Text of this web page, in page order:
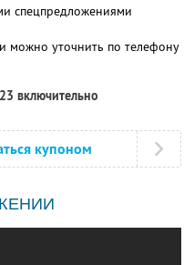
спецпредложениями
уточнить по телефону
включительно
купоном